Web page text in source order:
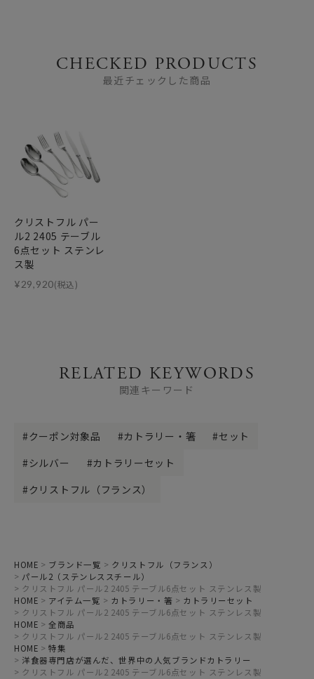
CHECKED PRODUCTS
最近チェックした商品
クリストフル パー
ル2 2405 テーブル
6点セット ステンレ
ス製
¥29,920(税込)
RELATED KEYWORDS
関連キーワード
クーポン対象品 カトラリー・箸
セット
シルバー
カトラリーセット
クリストフル（フランス）
HOME ブランド一覧
クリストフル（フランス）
パール2（ステンレススチール）
クリストフル パール2 2405 テーブル6点セット ステンレス製
HOME
アイテム一覧 カトラリー・箸
カトラリーセット
クリストフル パール2 2405 テーブル6点セット ステンレス製
HOME
全商品
クリストフル パール2 2405 テーブル6点セット ステンレス製
HOME
特集
洋食器専門店が選んだ、世界中の人気ブランドカトラリー
クリストフル パール2 2405 テーブル6点セット ステンレス製